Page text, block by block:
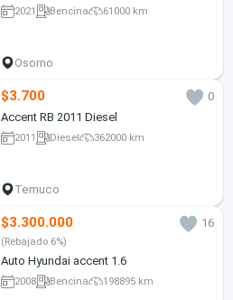
2021 Bencina 61000 km
Osorno
$3.700
0
Accent RB 2011 Diesel
2011 Diesel 362000 km
Temuco
$3.300.000 16
(Rebajado 6%)
Auto Hyundai accent 1.6
2008 Bencina 198895 km